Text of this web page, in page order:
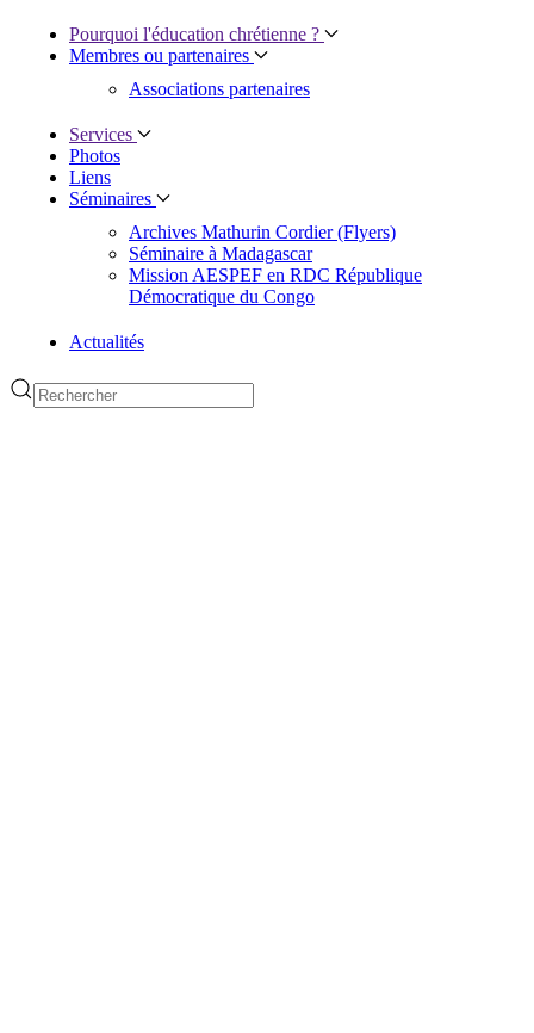
Pourquoi l'éducation chrétienne ?
Membres ou partenaires
Associations partenaires
Services
Photos
Liens
Séminaires
Archives Mathurin Cordier (Flyers)
Séminaire à Madagascar
Mission AESPEF en RDC République
Démocratique du Congo
Actualités